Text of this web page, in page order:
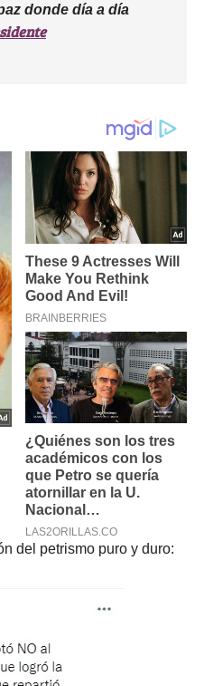
donde día a día
del petrismo puro y duro: